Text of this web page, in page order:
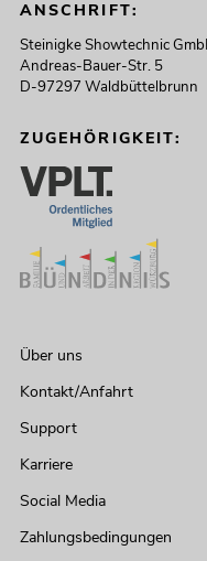
ANSCHRIFT:
Steinigke Showtechnic
Andreas-Bauer-Str. 5
D-97297 Waldbüttelbrunn
ZUGEHÖRIGKEIT:
Über uns
Kontakt/Anfahrt
Support
Karriere
Social Media
Zahlungsbedingungen